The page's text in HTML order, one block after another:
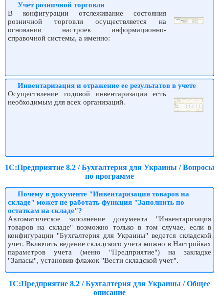
Учет розничной торговли
В конфигурации отслеживание состояния
розничной торговли осуществляется на
основании настроек информационно-
справочной системы, а именно:
Инвентаризация и отражение ее результатов в учете
Осуществление годовой инвентаризации есть
необходимым для всех организаций.
1С:Предприятие 8.2 / Бухгалтерия для Украины / Вопросы
по программе
Почему в документе "Инвентаризация товаров на
складе" может не работать функция "Заполнить по
остаткам на складе"?
Автоматическое заполнение документа "Инвентаризация
товаров на складе" возможно только в том случае, если в
конфигурации "Бухгалтерия для Украины" ведется складской
учет. Включить ведение складского учета можно в Настройках
параметров учета (меню "Предприятие") на закладке
"Запасы", установив флажок "Вести складской учет".
1С:Предприятие 8.2 / Бухгалтерия для Украины / Общее
описание